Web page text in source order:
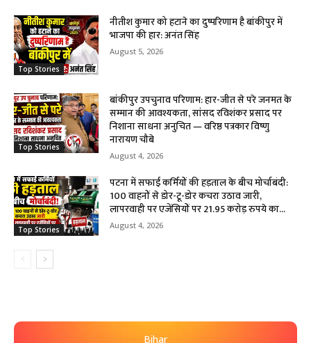
Top Stories
नीतीश कुमार को हटाने का दुष्परिणाम है बांकीपुर में
भाजपा की हार: अनंत सिंह
August 5, 2026
Top Stories
बांकीपुर उपचुनाव परिणाम: हार-जीत से परे जनमत के
सम्मान की आवश्यकता, सांसद रविशंकर प्रसाद पर
निशाना साधना अनुचित — वरिष्ठ पत्रकार विष्णु
नारायण चौबे
August 4, 2026
Top Stories
पटना में सफाई कर्मियों की हड़ताल के बीच मोर्चाबंदी:
100 वाहनों से डोर-टू-डोर कचरा उठाव जारी,
लापरवाही पर एजेंसियों पर 21.95 करोड़ रुपये का...
August 4, 2026
Bihar